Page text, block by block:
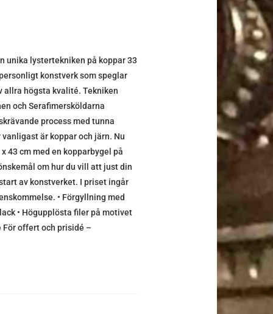
unika lystertekniken på koppar 33
konstverk som speglar
allra högsta kvalité. Tekniken
och Serafimersköldarna
process med tunna
är koppar och järn. Nu
43 cm med en kopparbygel på
om hur du vill att just din
av konstverket. I priset ingår
• Förgyllning med
• Högupplösta filer på motivet
För offert och prisidé –